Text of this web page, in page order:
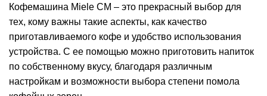
Кофемашина Miele CM – это прекрасный выбор для
тех, кому важны такие аспекты, как качество
приготавливаемого кофе и удобство использования
устройства. С ее помощью можно приготовить напиток
по собственному вкусу, благодаря различным
настройкам и возможности выбора степени помола